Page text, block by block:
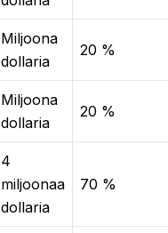
Miljoona
dollaria
20 %
Miljoona
dollaria
20 %
4
miljoonaa
dollaria
70 %